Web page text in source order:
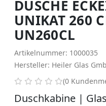
DUSCHE
UNIKAT 260
UN260CL
Artikelnummer: 1000035
Hersteller: Heiler Glas
0 von 5
(0
Duschkabine |